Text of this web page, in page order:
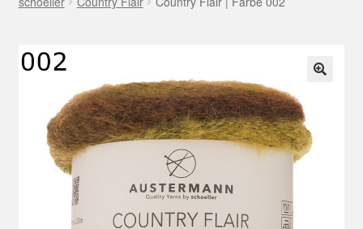
Häkel Techniken
Shop
Mein Konto